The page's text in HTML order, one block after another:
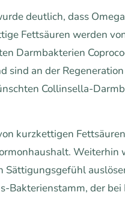
deutlich, dass
Fettsäuren werden
Darmbakterien
sind an der
Collinsella-
kurzkettigen
Weiterhin
Sättigungsgefühl
Bakterienstamm, der